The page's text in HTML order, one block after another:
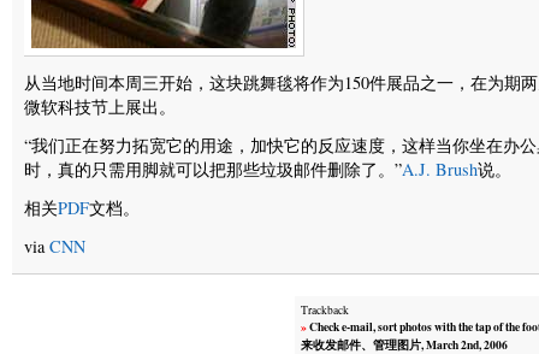
从当地时间本周三开始，这块跳舞毯将作为150件展品之一，在为期
微软科技节上展出。
“我们正在努力拓宽它的用途，加快它的反应速度，这样当你坐在办
时，真的只需用脚就可以把那些垃圾邮件删除了。”A.J. Brush说。
相关PDF文档。
viaCNN
Trackback
»Check e-mail, sort photos with the tap of the
来收发邮件、管理图片, March 2nd, 2006